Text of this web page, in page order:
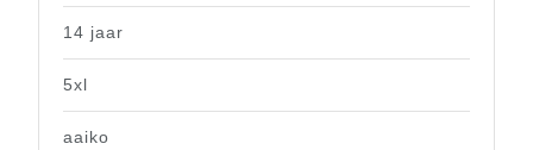
14 jaar
5xl
aaiko